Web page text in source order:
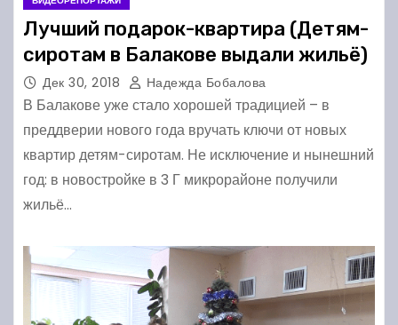
Лучший подарок-квартира (Детям-
сиротам в Балакове выдали жильё)
Дек 30, 2018 Надежда Бобалова
В Балакове уже стало хорошей традицией – в
преддверии нового года вручать ключи от новых
квартир детям-сиротам. Не исключение и нынешний
год: в новостройке в 3 Г микрорайоне получили
жильё…